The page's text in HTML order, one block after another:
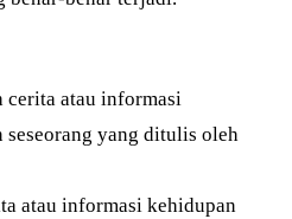
atau informasi
seseorang yang ditulis oleh
atau informasi kehidupan